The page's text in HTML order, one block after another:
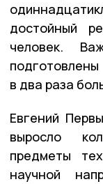
достойный
человек.
в два раза
Евгений
выросло
предметы
научной